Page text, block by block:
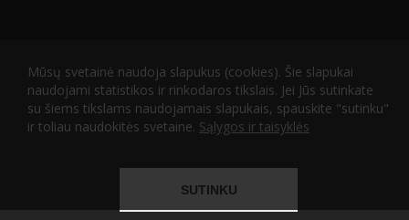
Pristatymas ir informacija
Privatumo politika
Sąlygos ir taisyklės
Karjera
Mūsų svetainė naudoja slapukus (cookies). Šie slapukai
naudojami statistikos ir rinkodaros tikslais. Jei Jūs sutinkate
su šiems tikslams naudojamais slapukais, spauskite "sutinku"
ir toliau naudokitės svetaine. Sąlygos ir taisyklės
SUTINKU